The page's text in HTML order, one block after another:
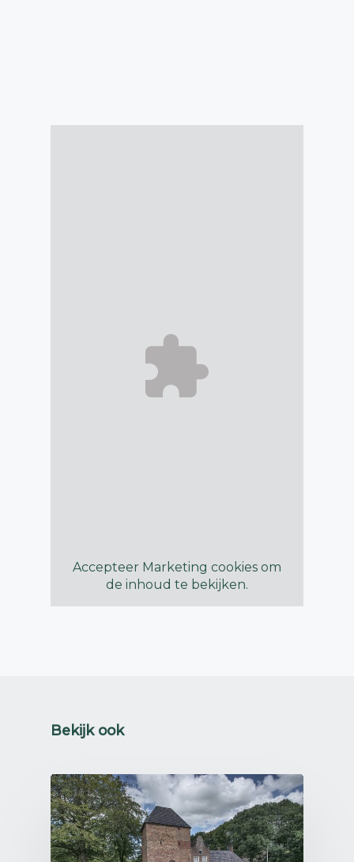
Accepteer Marketing cookies om
de inhoud te bekijken.
Bekijk ook